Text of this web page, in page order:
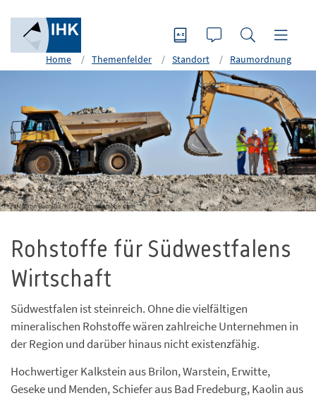
Home Themenfelder Standort Raumordnung
Foto: Martin Barraud/KOTO -stock.adobe.com
Rohstoffe für Südwestfalens
Wirtschaft
Südwestfalen ist steinreich. Ohne die vielfältigen
mineralischen Rohstoffe wären zahlreiche Unternehmen in
der Region und darüber hinaus nicht existenzfähig.
Hochwertiger Kalkstein aus Brilon, Warstein, Erwitte,
Geseke und Menden, Schiefer aus Bad Fredeburg, Kaolin aus